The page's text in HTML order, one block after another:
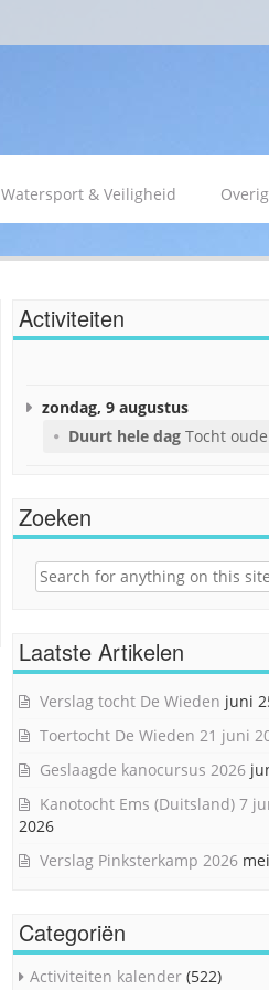
Watersport & Veiligheid Overig
Activiteiten
zondag, 9 augustus
Duurt hele dag Tocht oude
Zoeken
Search
Laatste Artikelen
Verslag tocht De Wieden juni
Toertocht De Wieden 21 juni
Geslaagde kanocursus 2026
Kanotocht Ems (Duitsland) 7
2026
Verslag Pinksterkamp 2026
Categoriën
Activiteiten kalender (522)